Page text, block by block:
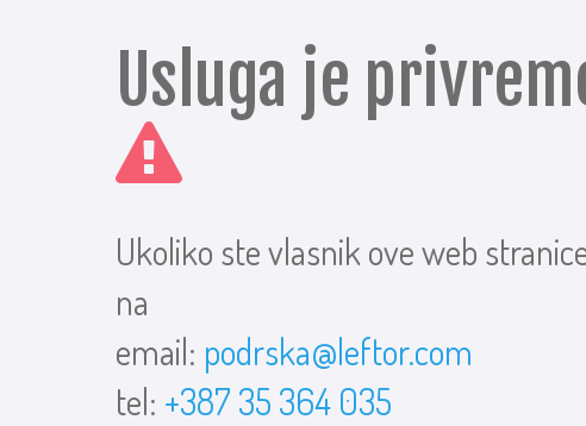
Usluga je
Ukoliko ste vlasnik ove web
na
email: podrska@leftor.com
tel: +387 35 364 035